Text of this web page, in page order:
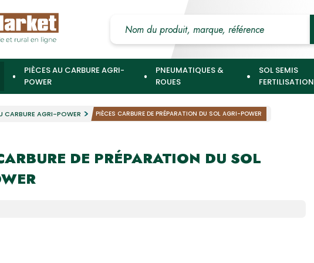
PIÈCES AU CARBURE AGRI-
POWER
PNEUMATIQUES &
ROUES
SOL SEMIS
FERTILISATION
CARBURE AGRI-POWER PIÈCES CARBURE DE PRÉPARATION DU SOL AGRI-POWER
DE PRÉPARATION DU SOL